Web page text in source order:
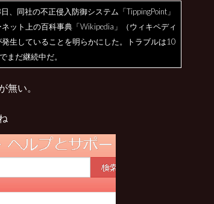
、同社の不正侵入防御システム「TippingPoint」
ット上の百科事典「Wikipedia」（ウィキペディ
生していることを明らかにした。トラブルは10
まだ継続中だ。
無い。